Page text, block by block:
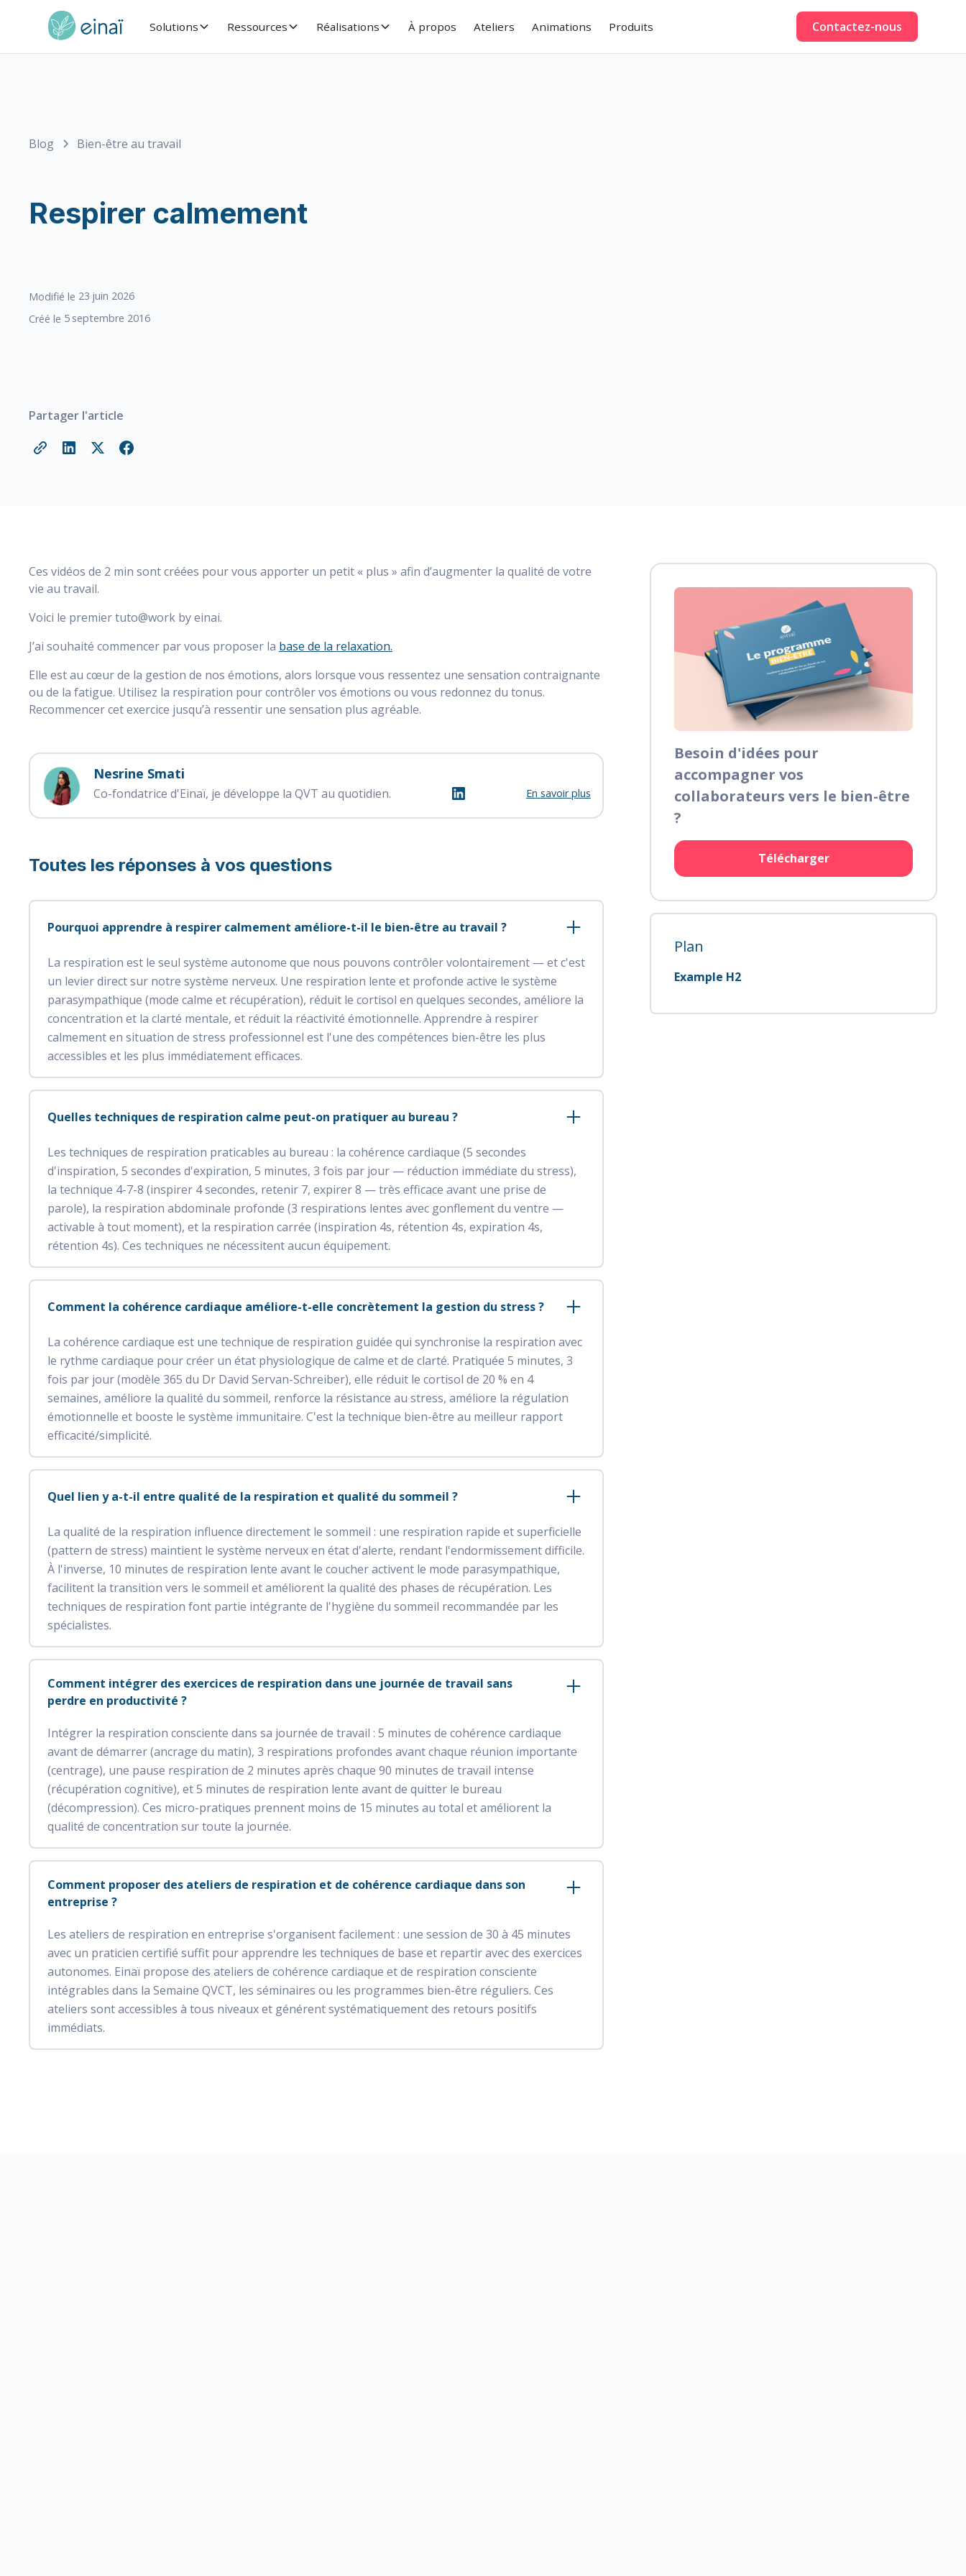
Solutions Ressources Réalisations À propos Ateliers Animations Produits Contactez-nous
Blog Bien-être au travail
Respirer calmement
Modifié le 23 juin 2026
Créé le 5 septembre 2016
Partager l'article
Ces vidéos de 2 min sont créées pour vous apporter un petit « plus » afin d’augmenter la qualité de votre
vie au travail.
Voici le premier tuto@work by einai.
J’ai souhaité commencer par vous proposer la base de la relaxation.
Elle est au cœur de la gestion de nos émotions, alors lorsque vous ressentez une sensation contraignante
ou de la fatigue. Utilisez la respiration pour contrôler vos émotions ou vous redonnez du tonus.
Recommencer cet exercice jusqu’à ressentir une sensation plus agréable.
Nesrine Smati
Co-fondatrice d'Einaï, je développe la QVT au quotidien. En savoir plus
Toutes les réponses à vos questions
Pourquoi apprendre à respirer calmement améliore-t-il le bien-être au travail ?
La respiration est le seul système autonome que nous pouvons contrôler volontairement — et c'est
un levier direct sur notre système nerveux. Une respiration lente et profonde active le système
parasympathique (mode calme et récupération), réduit le cortisol en quelques secondes, améliore la
concentration et la clarté mentale, et réduit la réactivité émotionnelle. Apprendre à respirer
calmement en situation de stress professionnel est l'une des compétences bien-être les plus
accessibles et les plus immédiatement efficaces.
Quelles techniques de respiration calme peut-on pratiquer au bureau ?
Les techniques de respiration praticables au bureau : la cohérence cardiaque (5 secondes
d'inspiration, 5 secondes d'expiration, 5 minutes, 3 fois par jour — réduction immédiate du stress),
la technique 4-7-8 (inspirer 4 secondes, retenir 7, expirer 8 — très efficace avant une prise de
parole), la respiration abdominale profonde (3 respirations lentes avec gonflement du ventre —
activable à tout moment), et la respiration carrée (inspiration 4s, rétention 4s, expiration 4s,
rétention 4s). Ces techniques ne nécessitent aucun équipement.
Comment la cohérence cardiaque améliore-t-elle concrètement la gestion du stress ?
La cohérence cardiaque est une technique de respiration guidée qui synchronise la respiration avec
le rythme cardiaque pour créer un état physiologique de calme et de clarté. Pratiquée 5 minutes, 3
fois par jour (modèle 365 du Dr David Servan-Schreiber), elle réduit le cortisol de 20 % en 4
semaines, améliore la qualité du sommeil, renforce la résistance au stress, améliore la régulation
émotionnelle et booste le système immunitaire. C'est la technique bien-être au meilleur rapport
efficacité/simplicité.
Quel lien y a-t-il entre qualité de la respiration et qualité du sommeil ?
La qualité de la respiration influence directement le sommeil : une respiration rapide et superficielle
(pattern de stress) maintient le système nerveux en état d'alerte, rendant l'endormissement difficile.
À l'inverse, 10 minutes de respiration lente avant le coucher activent le mode parasympathique,
facilitent la transition vers le sommeil et améliorent la qualité des phases de récupération. Les
techniques de respiration font partie intégrante de l'hygiène du sommeil recommandée par les
spécialistes.
Comment intégrer des exercices de respiration dans une journée de travail sans
perdre en productivité ?
Intégrer la respiration consciente dans sa journée de travail : 5 minutes de cohérence cardiaque
avant de démarrer (ancrage du matin), 3 respirations profondes avant chaque réunion importante
(centrage), une pause respiration de 2 minutes après chaque 90 minutes de travail intense
(récupération cognitive), et 5 minutes de respiration lente avant de quitter le bureau
(décompression). Ces micro-pratiques prennent moins de 15 minutes au total et améliorent la
qualité de concentration sur toute la journée.
Comment proposer des ateliers de respiration et de cohérence cardiaque dans son
entreprise ?
Les ateliers de respiration en entreprise s'organisent facilement : une session de 30 à 45 minutes
avec un praticien certifié suffit pour apprendre les techniques de base et repartir avec des exercices
autonomes. Einaï propose des ateliers de cohérence cardiaque et de respiration consciente
intégrables dans la Semaine QVCT, les séminaires ou les programmes bien-être réguliers. Ces
ateliers sont accessibles à tous niveaux et générent systématiquement des retours positifs
immédiats.
Besoin d'idées pour
accompagner vos
collaborateurs vers le bien-être
?
Télécharger
Plan
Example H2